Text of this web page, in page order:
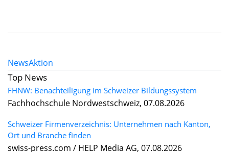
NewsAktion
Top News
FHNW: Benachteiligung im Schweizer Bildungssystem
Fachhochschule Nordwestschweiz, 07.08.2026
Schweizer Firmenverzeichnis: Unternehmen nach Kanton,
Ort und Branche finden
swiss-press.com / HELP Media AG, 07.08.2026